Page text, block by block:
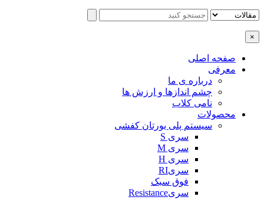
×
صفحه اصلی
معرفی
درباره ی ما
چشم اندازها و ارزش ها
نامی کلاب
محصولات
سیستم پلی یورتان کفشی
سری S
سری M
سری H
سریRI
فوق سبک
سریResistance